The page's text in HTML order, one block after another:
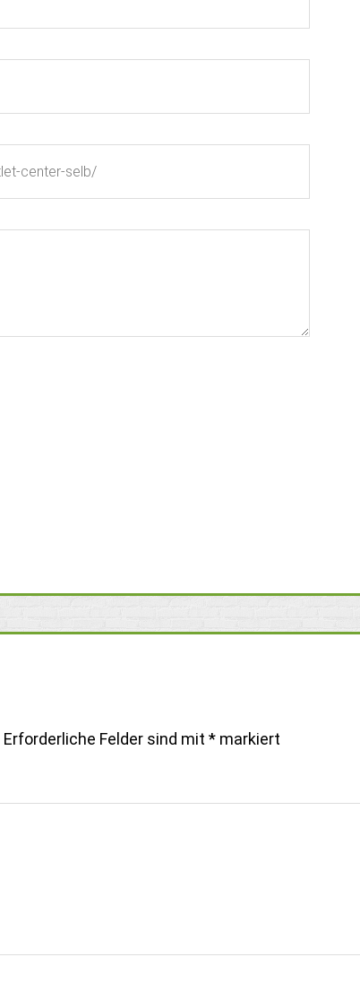
Erforderliche Felder sind mit * markiert